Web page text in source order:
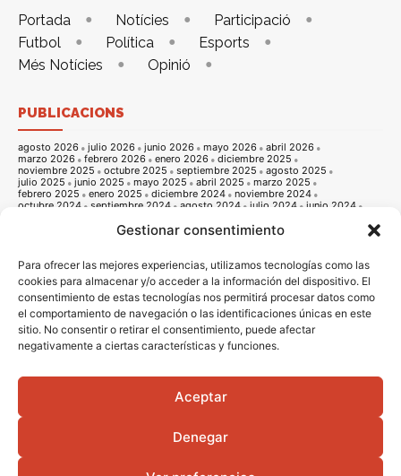
Gestionar consentimiento
Para ofrecer las mejores experiencias, utilizamos tecnologías como las
cookies para almacenar y/o acceder a la información del dispositivo. El
consentimiento de estas tecnologías nos permitirá procesar datos como
el comportamiento de navegación o las identificaciones únicas en este
sitio. No consentir o retirar el consentimiento, puede afectar
negativamente a ciertas características y funciones.
Aceptar
Denegar
Portada Notícies
Participació
Futbol
Política
Esports
Més Notícies
Opinió
PUBLICACIONS
agosto 2026 julio 2026 junio 2026 mayo 2026
abril 2026
marzo 2026
febrero 2026 enero 2026
diciembre 2025
noviembre 2025
octubre 2025 septiembre 2025
agosto 2025
julio 2025
junio 2025 mayo 2025 abril 2025
marzo 2025
febrero 2025
enero 2025 diciembre 2024
noviembre 2024
octubre 2024
septiembre 2024 agosto 2024 julio 2024
junio 2024
noviembre 2023 octubre 2023
septiembre 2023
julio 2023 junio 2023 mayo 2023
abril 2023
noviembre 2022
octubre 2022 septiembre 2022
agosto 2022
julio 2022
junio 2022 mayo 2022 abril 2022
marzo 2022
febrero 2022
enero 2022 diciembre 2021
noviembre 2021
octubre 2021
septiembre 2021 agosto 2021 julio 2021
junio 2021
mayo 2021
abril 2021 marzo 2021 febrero 2021
enero 2021
diciembre 2020
noviembre 2020 octubre 2020
septiembre 2020
agosto 2020
julio 2020 junio 2020 mayo 2020
abril 2020
marzo 2020
febrero 2020 enero 2020 diciembre 2019
octubre 2019
agosto 2019
diciembre 2018
noviembre 2018 octubre 2018
septiembre 2018
junio 2018 mayo 2018
diciembre 2017
septiembre 2017
septiembre 2016